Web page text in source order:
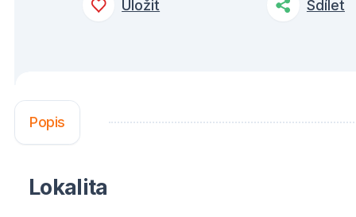
Uložit Sdílet
Popis
Lokalita